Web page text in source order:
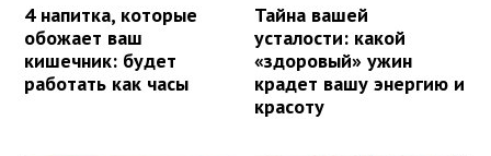
4 напитка, которые
обожает ваш
кишечник: будет
работать как часы
Тайна вашей
усталости: какой
«здоровый» ужин
крадет вашу энергию и
красоту